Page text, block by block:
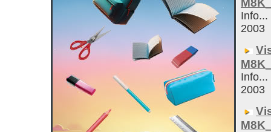
Info...
2003
Info...
2003